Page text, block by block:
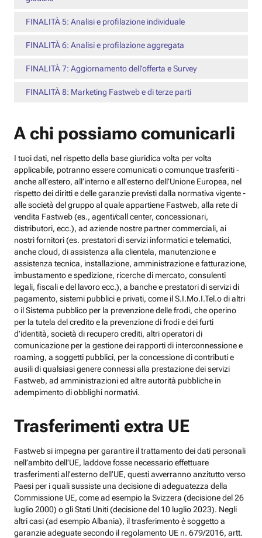
FINALITÀ 5: Analisi e profilazione individuale
FINALITÀ 6: Analisi e profilazione aggregata
FINALITÀ 7: Aggiornamento dell’offerta e Survey
FINALITÀ 8: Marketing Fastweb e di terze parti
A chi possiamo comunicarli
I tuoi dati, nel rispetto della base giuridica volta per volta
applicabile, potranno essere comunicati o comunque trasferiti -
anche all’estero, all’interno e all’esterno dell’Unione Europea, nel
rispetto dei diritti e delle garanzie previsti dalla normativa vigente -
alle società del gruppo al quale appartiene Fastweb, alla rete di
vendita Fastweb (es., agenti/call center, concessionari,
distributori, ecc.), ad aziende nostre partner commerciali, ai
nostri fornitori (es. prestatori di servizi informatici e telematici,
anche cloud, di assistenza alla clientela, manutenzione e
assistenza tecnica, installazione, amministrazione e fatturazione,
imbustamento e spedizione, ricerche di mercato, consulenti
legali, fiscali e del lavoro ecc.), a banche e prestatori di servizi di
pagamento, sistemi pubblici e privati, come il S.I.Mo.I.Tel.o di altri
o il Sistema pubblico per la prevenzione delle frodi, che operino
per la tutela del credito e la prevenzione di frodi e dei furti
d’identità, società di recupero crediti, altri operatori di
comunicazione per la gestione dei rapporti di interconnessione e
roaming, a soggetti pubblici, per la concessione di contributi e
ausili di qualsiasi genere connessi alla prestazione dei servizi
Fastweb, ad amministrazioni ed altre autorità pubbliche in
adempimento di obblighi normativi.
Trasferimenti extra UE
Fastweb si impegna per garantire il trattamento dei dati personali
nell’ambito dell’UE, laddove fosse necessario effettuare
trasferimenti all’esterno dell’UE, questi avverranno anzitutto verso
Paesi per i quali sussiste una decisione di adeguatezza della
Commissione UE, come ad esempio la Svizzera (decisione del 26
luglio 2000) o gli Stati Uniti (decisione del 10 luglio 2023). Negli
altri casi (ad esempio Albania), il trasferimento è soggetto a
garanzie adeguate secondo il regolamento UE n. 679/2016, artt.